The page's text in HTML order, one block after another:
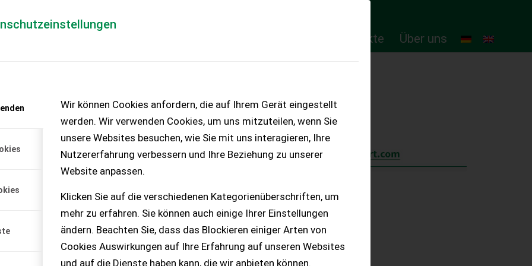
Wir können Cookies anfordern, die auf Ihrem Gerät eingestellt
werden. Wir verwenden Cookies, um uns mitzuteilen, wenn Sie
unsere Websites besuchen, wie Sie mit uns interagieren, Ihre
Nutzererfahrung verbessern und Ihre Beziehung zu unserer
Website anpassen.
Klicken Sie auf die verschiedenen Kategorienüberschriften, um
mehr zu erfahren. Sie können auch einige Ihrer Einstellungen
ändern. Beachten Sie, dass das Blockieren einiger Arten von
Cookies Auswirkungen auf Ihre Erfahrung auf unseren Websites
und auf die Dienste haben kann, die wir anbieten können.
Online-Produkte Über uns
Einzug und Riemen
anfordern